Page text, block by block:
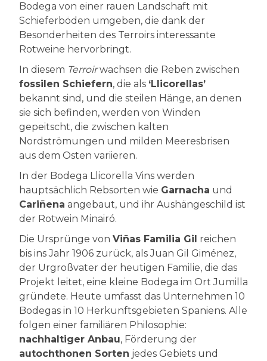
Bodega von einer rauen Landschaft mit
Schieferböden umgeben, die dank der
Besonderheiten des Terroirs interessante
Rotweine hervorbringt.
In diesem Terroirwachsen die Reben zwischen
fossilen Schiefern, die als ‘Llicorellas’
bekannt sind, und die steilen Hänge, an denen
sie sich befinden, werden von Winden
gepeitscht, die zwischen kalten
Nordströmungen und milden Meeresbrisen
aus dem Osten variieren.
In der Bodega Llicorella Vins werden
hauptsächlich Rebsorten wie Garnacha und
Cariñena angebaut, und ihr Aushängeschild ist
der Rotwein Minairó.
Die Ursprünge von Viñas Familia Gil reichen
bis ins Jahr 1906 zurück, als Juan Gil Giménez,
der Urgroßvater der heutigen Familie, die das
Projekt leitet, eine kleine Bodega im Ort Jumilla
gründete. Heute umfasst das Unternehmen 10
Bodegas in 10 Herkunftsgebieten Spaniens. Alle
folgen einer familiären Philosophie:
nachhaltiger Anbau, Förderung der
autochthonen Sorten jedes Gebiets und